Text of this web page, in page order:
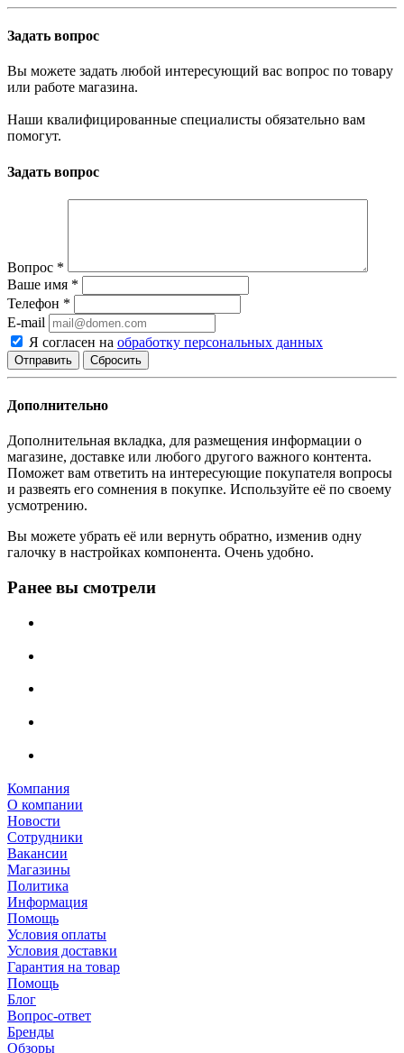
Задать вопрос
Вы можете задать любой интересующий вас вопрос по товару
или работе магазина.
Наши квалифицированные специалисты обязательно вам
помогут.
Задать вопрос
Вопрос *
Ваше имя *
Телефон *
E-mail
Я согласен на обработку персональных данных
Сбросить
Дополнительно
Дополнительная вкладка, для размещения информации о
магазине, доставке или любого другого важного контента.
Поможет вам ответить на интересующие покупателя вопросы
и развеять его сомнения в покупке. Используйте её по своему
усмотрению.
Вы можете убрать её или вернуть обратно, изменив одну
галочку в настройках компонента. Очень удобно.
Ранее вы смотрели
Компания
О компании
Новости
Сотрудники
Вакансии
Магазины
Политика
Информация
Помощь
Условия оплаты
Условия доставки
Гарантия на товар
Помощь
Блог
Вопрос-ответ
Бренды
Обзоры